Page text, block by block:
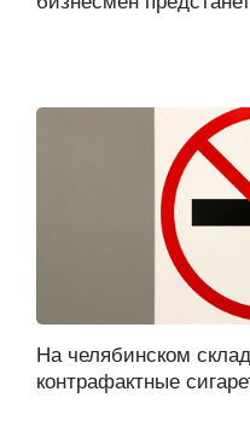
На челябинском
контрафактные